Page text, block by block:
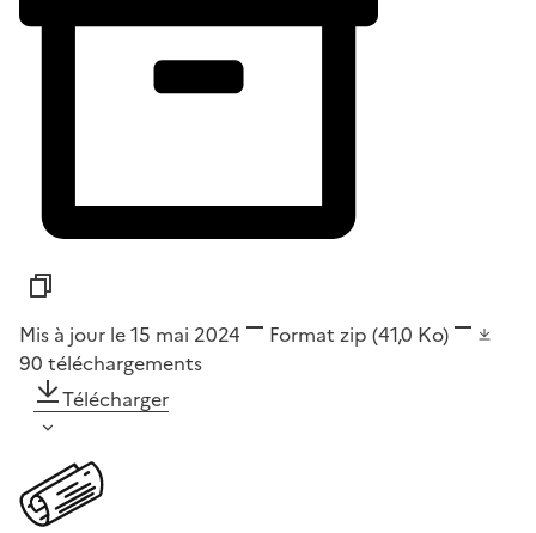
Mis à jour le 15 mai 2024 Format zip (41,0 Ko)
90 téléchargements
Télécharger